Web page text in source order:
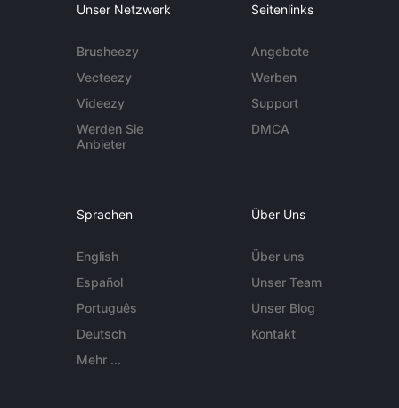
Unser Netzwerk
Brusheezy
Vecteezy
Videezy
Werden Sie
Anbieter
Seitenlinks
Angebote
Werben
Support
DMCA
Sprachen
English
Español
Português
Deutsch
Mehr ...
Über Uns
Über uns
Unser Team
Unser Blog
Kontakt